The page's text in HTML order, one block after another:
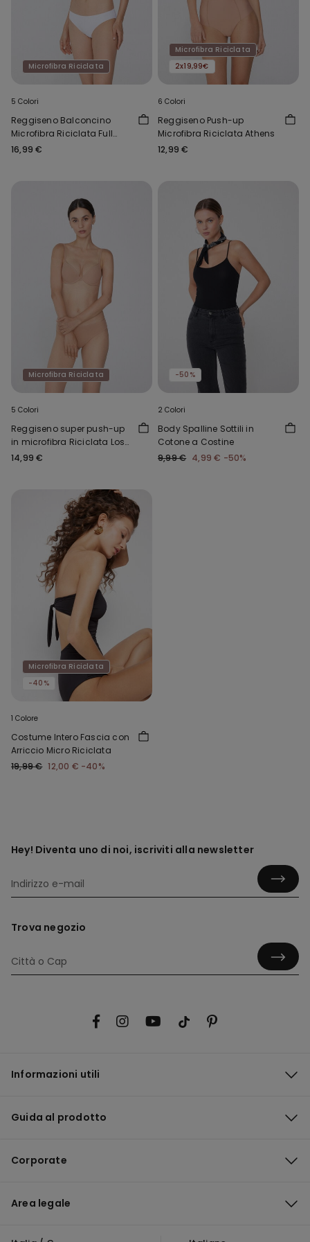
Microfibra Riciclata
5 Colori
Reggiseno Balconcino
Microfibra Riciclata Full
Coverage Prague
16,99 €
Microfibra Riciclata
2x19,99€
6 Colori
Reggiseno Push-up
Microfibra Riciclata Athens
12,99 €
Microfibra Riciclata
5 Colori
Reggiseno super push-up
in microfibra Riciclata Los
Angeles
14,99 €
-50%
2 Colori
Body Spalline Sottili in
Cotone a Costine
9,99 € 4,99 € -50%
Microfibra Riciclata
-40%
1 Colore
Costume Intero Fascia con
Arriccio Micro Riciclata
19,99 € 12,00 € -40%
Hey! Diventa uno di noi, iscriviti alla newsletter
Trova negozio
Informazioni utili
Guida al prodotto
Corporate
Area legale